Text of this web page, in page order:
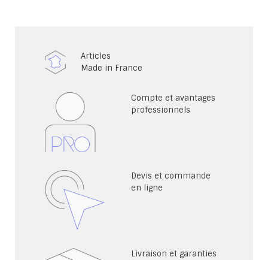
Articles
Made in France
Compte et avantages
professionnels
Devis et commande
en ligne
Livraison et garanties